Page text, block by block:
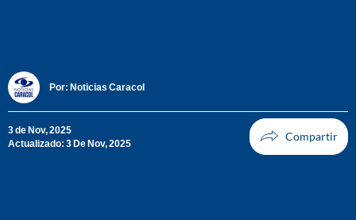
Por: Noticias Caracol
3 de Nov, 2025
Actualizado: 3 De Nov, 2025